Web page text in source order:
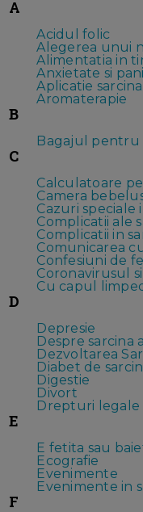
A
Acidul folic
Alegerea unui
Alimentatia in
Anxietate si
Aplicatie sarcina
Aromaterapie
B
Bagajul
C
Calculatoare
Camera
Cazuri speciale
Complicatii ale
Complicatii in
Comunicarea
Confesiuni de
Coronavirusul
Cu capul
D
Depresie
Despre sarcina
Dezvoltarea
Diabet de
Digestie
Divort
Drepturi legale
E
E fetita sau
Ecografie
Evenimente
Evenimente in
F